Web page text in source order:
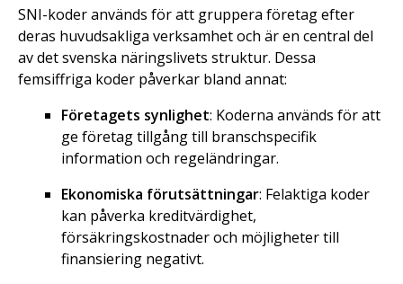
SNI-koder används för att gruppera företag efter
deras huvudsakliga verksamhet och är en central del
av det svenska näringslivets struktur. Dessa
femsiffriga koder påverkar bland annat:
Företagets synlighet: Koderna används för att
ge företag tillgång till branschspecifik
information och regeländringar.
Ekonomiska förutsättningar: Felaktiga koder
kan påverka kreditvärdighet,
försäkringskostnader och möjligheter till
finansiering negativt.